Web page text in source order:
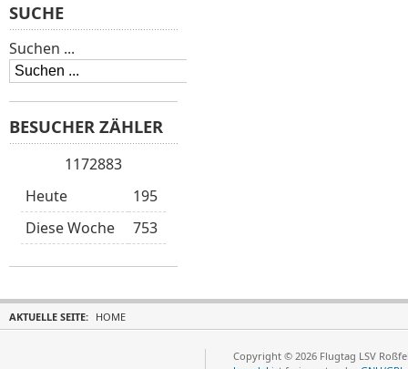
SUCHE
Suchen ...
BESUCHER ZÄHLER
1172883
Heute
195
Diese Woche
753
AKTUELLE SEITE: HOME
Copyright © 2026 Flugtag LSV